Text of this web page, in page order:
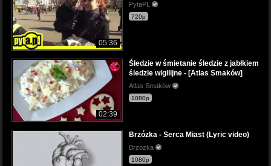
05:36
PytaPL
720p
02:39
Śledzie w śmietanie śledzie z jabłkiem
śledzie wigilijne - [Atlas Smaków]
Atlas Smaków
1080p
Brzózka - Serca Miast (Lyric video)
Brzozka
1080p